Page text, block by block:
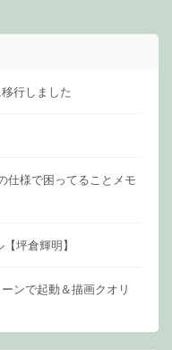
行しました
仕様で困ってることメモ
坪倉輝明】
ンで起動＆描画クオリ